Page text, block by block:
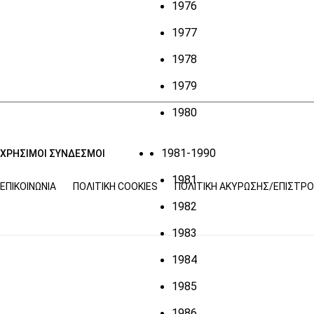
1976
1977
1978
1979
1980
1981-1990
1981
1982
1983
1984
1985
ΧΡΗΣΙΜΟΙ ΣΥΝΔΕΣΜΟΙ
ΕΠΙΚΟΙΝΩΝΊΑ ΠΟΛΙΤΙΚΉ COOKIES ΠΟΛΙΤΙΚΉ ΑΚΎΡΩΣΗΣ/